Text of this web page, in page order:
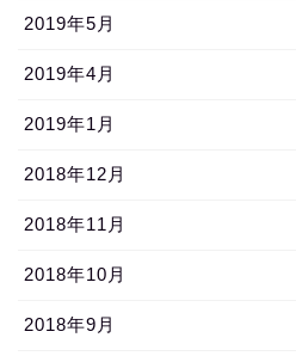
2019年5月
2019年4月
2019年1月
2018年12月
2018年11月
2018年10月
2018年9月